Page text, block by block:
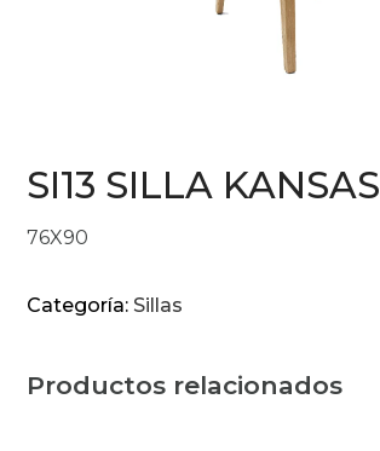
SI13 SILLA KANSAS
76X90
Categoría: Sillas
Productos relacionados